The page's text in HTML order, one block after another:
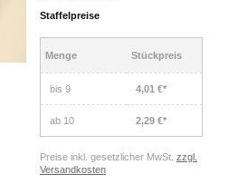
Staffelpreise
Menge Stückpreis
bis 9 4,01 €*
ab 10 2,29 €*
Preise inkl. gesetzlicher MwSt. zzgl.
Versandkosten